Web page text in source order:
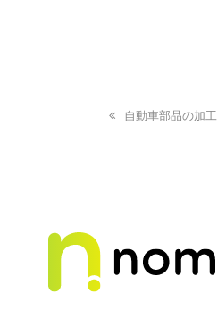
previous
自動車部品の加